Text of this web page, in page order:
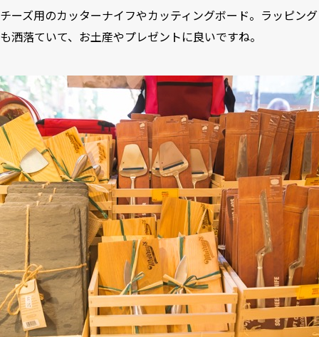
チーズ用のカッターナイフやカッティングボード。ラッピング
も洒落ていて、お土産やプレゼントに良いですね。